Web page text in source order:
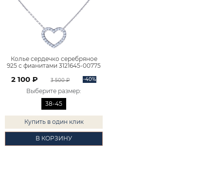
Колье сердечко серебряное
925 с фианитами 3121645-00775
2 100 ₽ 3 500 ₽ -40%
Выберите размер:
38-45
Купить в один клик
В КОРЗИНУ